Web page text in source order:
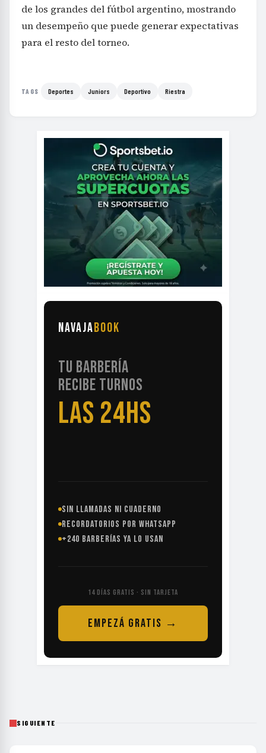
de los grandes del fútbol argentino, mostrando
un desempeño que puede generar expectativas
para el resto del torneo.
TAGS Deportes Juniors Deportivo Riestra
NAVAJABOOK
TU BARBERÍA
RECIBE TURNOS
LAS 24HS
SIN LLAMADAS NI CUADERNO
RECORDATORIOS POR WHATSAPP
+240 BARBERÍAS YA LO USAN
14 DÍAS GRATIS · SIN TARJETA
EMPEZÁ GRATIS →
SIGUIENTE